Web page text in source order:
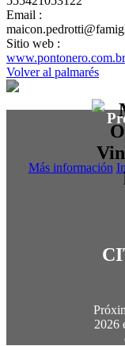
Email :
Sitio web :
www.pontonero.com.br
Volver al palmarés
2026
Más información